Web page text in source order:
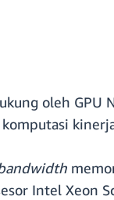
oleh GPU
Intel Xeon